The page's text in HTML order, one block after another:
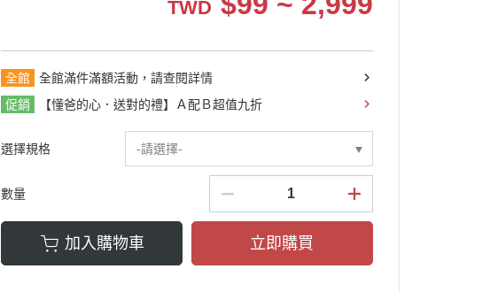
TWD
全館
全館滿件滿額活動，請查閱詳情
促銷
【懂爸的心．送對的禮】Ａ配Ｂ超值九折
選擇規格 -請選擇-
數量
加入購物車 立即購買